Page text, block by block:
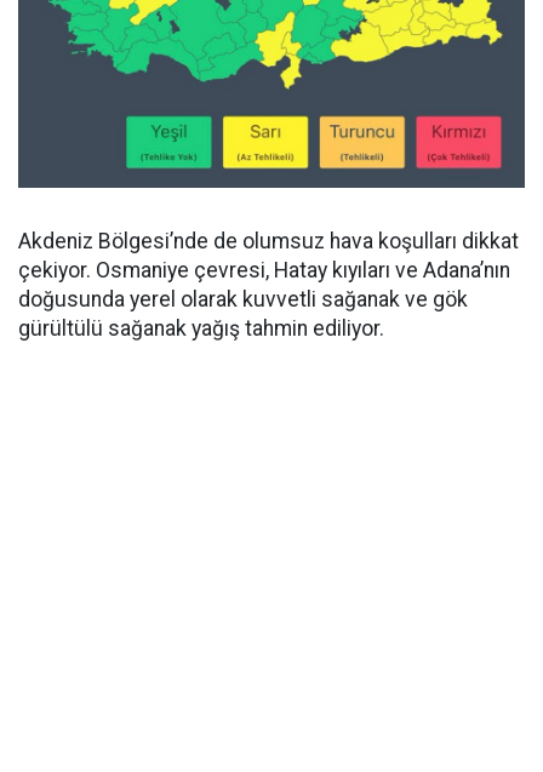
Akdeniz Bölgesi’nde de olumsuz hava koşulları dikkat
çekiyor. Osmaniye çevresi, Hatay kıyıları ve Adana’nın
doğusunda yerel olarak kuvvetli sağanak ve gök
gürültülü sağanak yağış tahmin ediliyor.